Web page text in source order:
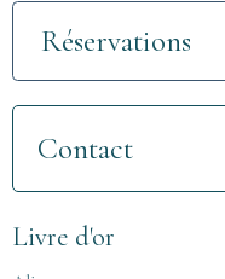
Réservations
Contact
Livre d'or